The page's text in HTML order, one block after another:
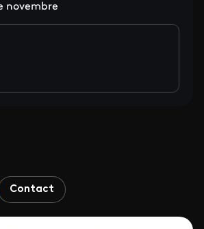
novembre
de vos régions' sur Facebook
au cœur de vos régions' sur X
sport au cœur de vos régions' sur LinkedIn
Contact